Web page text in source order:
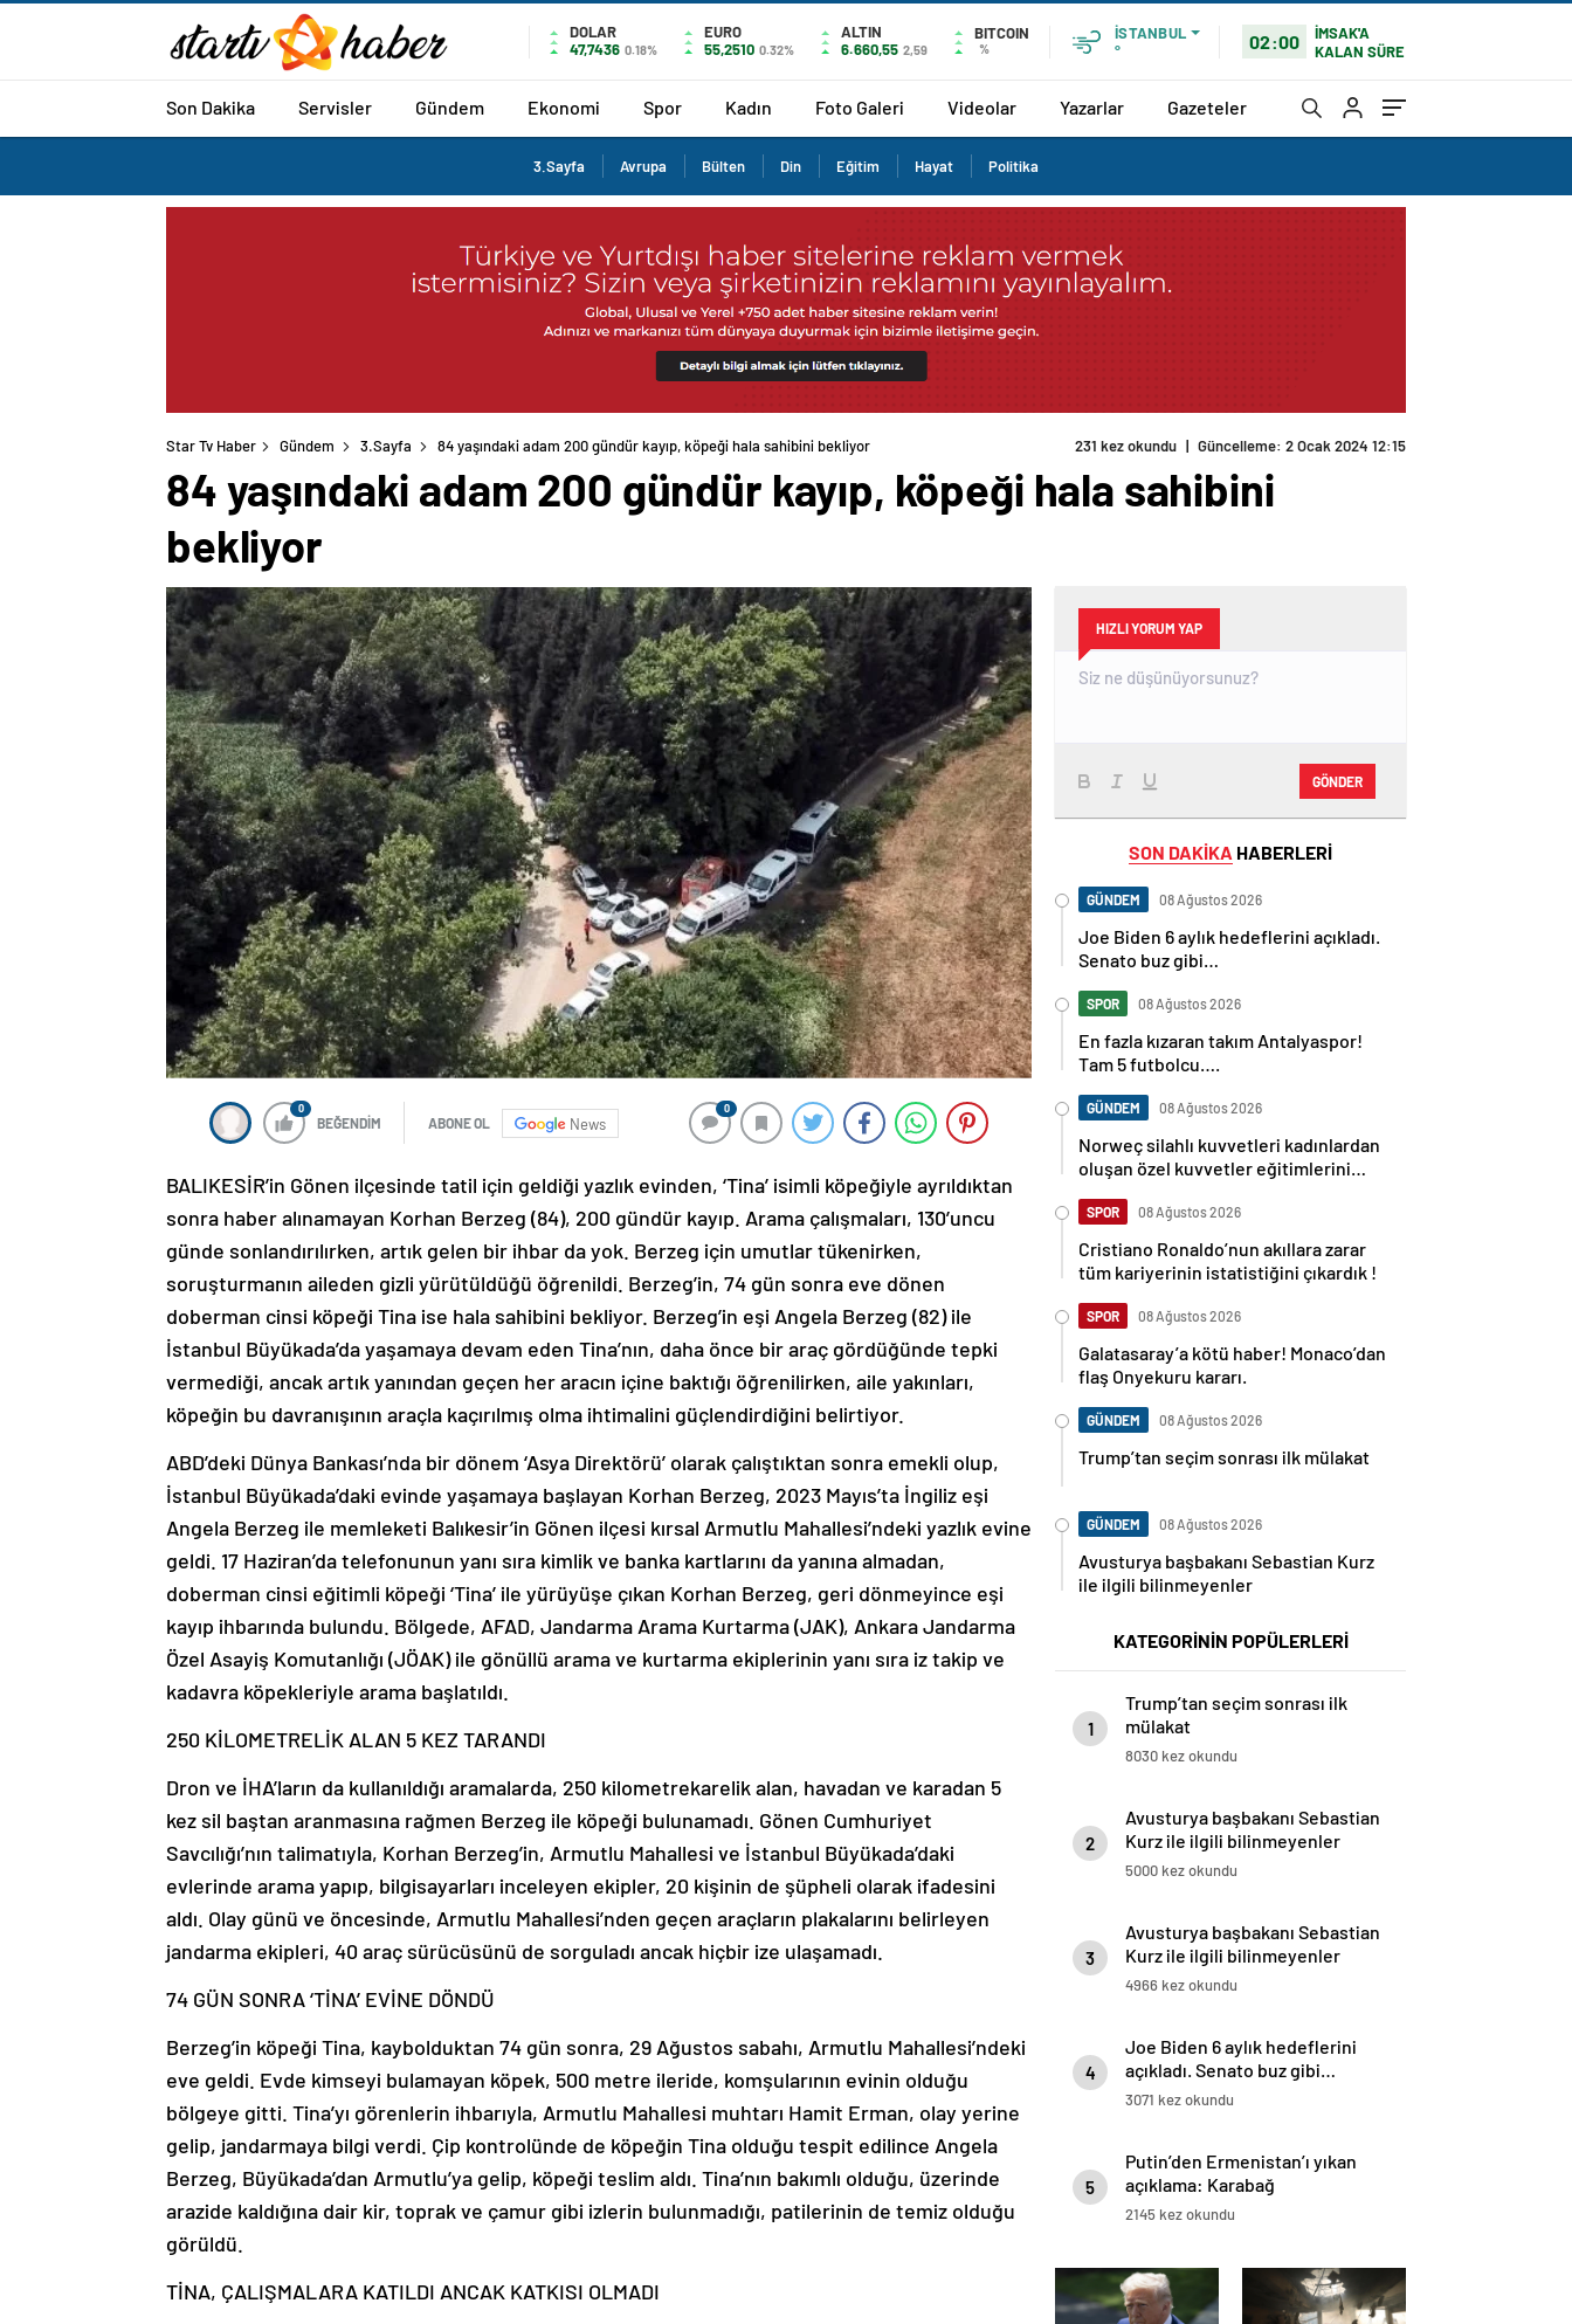
DOLAR
47,7436 0.18%
EURO
55,2510 0.32%
ALTIN
6.660,55 2,59
BITCOIN
%
İSTANBUL
°
02:00
İMSAK'A
KALAN SÜRE
Son Dakika Servisler Gündem Ekonomi Spor Kadın Foto Galeri Videolar Yazarlar Gazeteler
3.Sayfa Avrupa Bülten Din Eğitim Hayat Politika
Star Tv Haber Gündem 3.Sayfa 84 yaşındaki adam 200 gündür kayıp, köpeği hala sahibini bekliyor 231 kez okundu | Güncelleme: 2 Ocak 2024 12:15
84 yaşındaki adam 200 gündür kayıp, köpeği hala sahibini
bekliyor
0
BEĞENDİM ABONE OL News
0
BALIKESİR’in Gönen ilçesinde tatil için geldiği yazlık evinden, ‘Tina’ isimli köpeğiyle ayrıldıktan
sonra haber alınamayan Korhan Berzeg (84), 200 gündür kayıp. Arama çalışmaları, 130’uncu
günde sonlandırılırken, artık gelen bir ihbar da yok. Berzeg için umutlar tükenirken,
soruşturmanın aileden gizli yürütüldüğü öğrenildi. Berzeg’in, 74 gün sonra eve dönen
doberman cinsi köpeği Tina ise hala sahibini bekliyor. Berzeg’in eşi Angela Berzeg (82) ile
İstanbul Büyükada’da yaşamaya devam eden Tina’nın, daha önce bir araç gördüğünde tepki
vermediği, ancak artık yanından geçen her aracın içine baktığı öğrenilirken, aile yakınları,
köpeğin bu davranışının araçla kaçırılmış olma ihtimalini güçlendirdiğini belirtiyor.
ABD’deki Dünya Bankası’nda bir dönem ‘Asya Direktörü’ olarak çalıştıktan sonra emekli olup,
İstanbul Büyükada’daki evinde yaşamaya başlayan Korhan Berzeg, 2023 Mayıs’ta İngiliz eşi
Angela Berzeg ile memleketi Balıkesir’in Gönen ilçesi kırsal Armutlu Mahallesi’ndeki yazlık evine
geldi. 17 Haziran’da telefonunun yanı sıra kimlik ve banka kartlarını da yanına almadan,
doberman cinsi eğitimli köpeği ‘Tina’ ile yürüyüşe çıkan Korhan Berzeg, geri dönmeyince eşi
kayıp ihbarında bulundu. Bölgede, AFAD, Jandarma Arama Kurtarma (JAK), Ankara Jandarma
Özel Asayiş Komutanlığı (JÖAK) ile gönüllü arama ve kurtarma ekiplerinin yanı sıra iz takip ve
kadavra köpekleriyle arama başlatıldı.
250 KİLOMETRELİK ALAN 5 KEZ TARANDI
Dron ve İHA’ların da kullanıldığı aramalarda, 250 kilometrekarelik alan, havadan ve karadan 5
kez sil baştan aranmasına rağmen Berzeg ile köpeği bulunamadı. Gönen Cumhuriyet
Savcılığı’nın talimatıyla, Korhan Berzeg’in, Armutlu Mahallesi ve İstanbul Büyükada’daki
evlerinde arama yapıp, bilgisayarları inceleyen ekipler, 20 kişinin de şüpheli olarak ifadesini
aldı. Olay günü ve öncesinde, Armutlu Mahallesi’nden geçen araçların plakalarını belirleyen
jandarma ekipleri, 40 araç sürücüsünü de sorguladı ancak hiçbir ize ulaşamadı.
74 GÜN SONRA ‘TİNA’ EVİNE DÖNDÜ
Berzeg’in köpeği Tina, kaybolduktan 74 gün sonra, 29 Ağustos sabahı, Armutlu Mahallesi’ndeki
eve geldi. Evde kimseyi bulamayan köpek, 500 metre ileride, komşularının evinin olduğu
bölgeye gitti. Tina’yı görenlerin ihbarıyla, Armutlu Mahallesi muhtarı Hamit Erman, olay yerine
gelip, jandarmaya bilgi verdi. Çip kontrolünde de köpeğin Tina olduğu tespit edilince Angela
Berzeg, Büyükada’dan Armutlu’ya gelip, köpeği teslim aldı. Tina’nın bakımlı olduğu, üzerinde
arazide kaldığına dair kir, toprak ve çamur gibi izlerin bulunmadığı, patilerinin de temiz olduğu
görüldü.
TİNA, ÇALIŞMALARA KATILDI ANCAK KATKISI OLMADI
HIZLI YORUM YAP
GÖNDER
SON DAKİKA HABERLERİ
GÜNDEM 08 Ağustos 2026
Joe Biden 6 aylık hedeflerini açıkladı.
Senato buz gibi…
SPOR 08 Ağustos 2026
En fazla kızaran takım Antalyaspor!
Tam 5 futbolcu….
GÜNDEM 08 Ağustos 2026
Norweç silahlı kuvvetleri kadınlardan
oluşan özel kuvvetler eğitimlerini
SPOR 08 Ağustos 2026
Cristiano Ronaldo’nun akıllara zarar
tüm kariyerinin istatistiğini çıkardık !
SPOR 08 Ağustos 2026
Galatasaray’a kötü haber! Monaco’dan
flaş Onyekuru kararı.
GÜNDEM 08 Ağustos 2026
Trump’tan seçim sonrası ilk mülakat
GÜNDEM 08 Ağustos 2026
Avusturya başbakanı Sebastian Kurz
ile ilgili bilinmeyenler
KATEGORİNİN POPÜLERLERİ
1
Trump’tan seçim sonrası ilk
mülakat
8030 kez okundu
2
Avusturya başbakanı Sebastian
Kurz ile ilgili bilinmeyenler
5000 kez okundu
3
Avusturya başbakanı Sebastian
Kurz ile ilgili bilinmeyenler
4966 kez okundu
4
Joe Biden 6 aylık hedeflerini
açıkladı. Senato buz gibi…
3071 kez okundu
5
Putin’den Ermenistan’ı yıkan
açıklama: Karabağ
Azerbaycan’ın ayrılmaz bir
2145 kez okundu